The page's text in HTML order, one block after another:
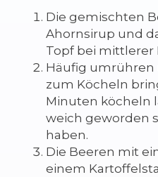
Die gemischten
Ahornsirup und
Topf bei mittlerer
Häufig umrühren
zum Köcheln
Minuten köcheln
weich geworden
haben.
Die Beeren mit
einem